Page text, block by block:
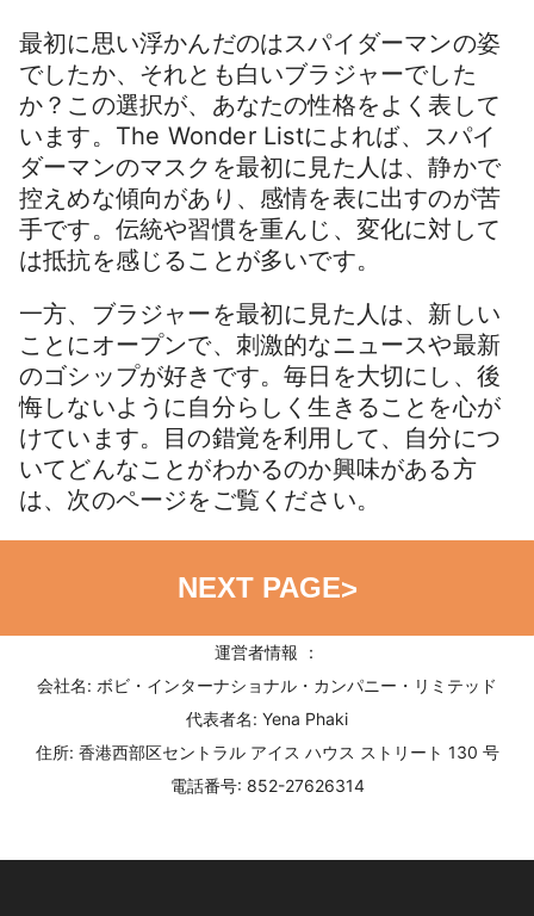
最初に思い浮かんだのはスパイダーマンの姿
でしたか、それとも白いブラジャーでした
か？この選択が、あなたの性格をよく表して
います。The Wonder Listによれば、スパイ
ダーマンのマスクを最初に見た人は、静かで
控えめな傾向があり、感情を表に出すのが苦
手です。伝統や習慣を重んじ、変化に対して
は抵抗を感じることが多いです。
一方、ブラジャーを最初に見た人は、新しい
ことにオープンで、刺激的なニュースや最新
のゴシップが好きです。毎日を大切にし、後
悔しないように自分らしく生きることを心が
けています。目の錯覚を利用して、自分につ
いてどんなことがわかるのか興味がある方
は、次のページをご覧ください。
NEXT PAGE>
運営者情報 ：
会社名: ボビ・インターナショナル・カンパニー・リミテッド
代表者名: Yena Phaki
住所: 香港西部区セントラル アイス ハウス ストリート 130 号
電話番号: 852-27626314